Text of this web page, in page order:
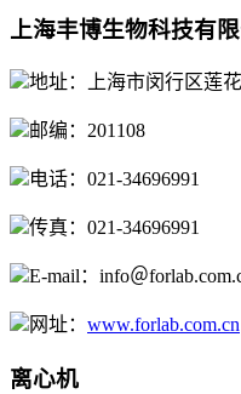
上海丰博生物科技有
地址：上海市闵行区莲
邮编：201108
电话：021-34696991
传真：021-34696991
E-mail：info＠
网址： www.forlab.com.cn
离心机